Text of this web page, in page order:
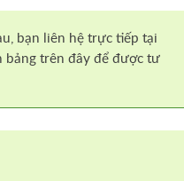
bạn liên hệ trực tiếp tại
bảng trên đây để được tư